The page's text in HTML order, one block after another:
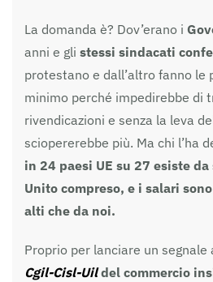
La domanda è? Dov’erano i
anni e gli stessi sindacati
protestano e dall’altro fanno le
minimo perché impedirebbe di
rivendicazioni e senza la leva
sciopererebbe più. Ma chi l’ha
in 24 paesi UE su 27 esiste da
Unito compreso, e i salari
alti che da noi.
Proprio per lanciare un segnale
Cgil-Cisl-Uildel commercio